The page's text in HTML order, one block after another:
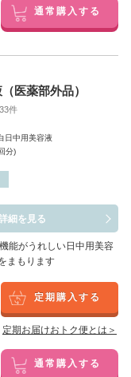
通常購入する
医薬部外品）
件
中用美容液
分)
細を見る
能がうれしい日中用美容
まもります
定期購入する
定期お届けおトク便とは＞
通常購入する